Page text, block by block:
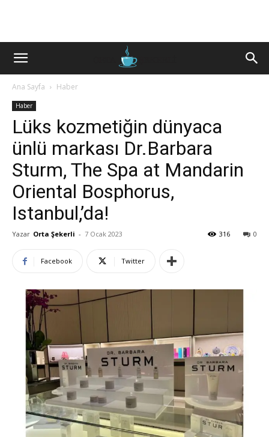
Ana Sayfa Haber
Haber
Lüks kozmetiğin dünyaca
ünlü markası Dr.Barbara
Sturm, The Spa at Mandarin
Oriental Bosphorus,
Istanbul,’da!
Yazar Orta Şekerli - 7 Ocak 2023 0
316
Facebook Twitter